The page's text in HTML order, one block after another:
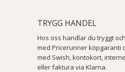
TRYGG HANDEL
Hos oss handlar du tryggt
med Pricerunner köpgaranti
med Swish, kontokort,
eller faktura via Klarna.